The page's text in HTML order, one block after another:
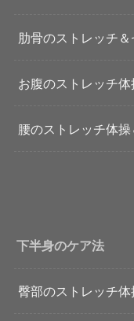
肋骨のストレッチ
お腹のストレッチ
腰のストレッチ体
下半身のケア法
臀部のストレッチ